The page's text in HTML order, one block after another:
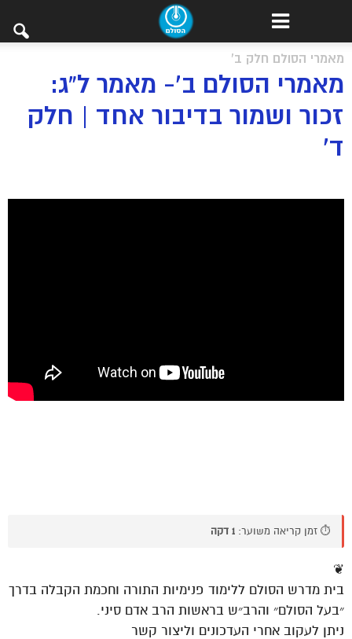
מאמרי הסולם חלק ב'
מאמרי הסולם ב’- מאמר ל”ג:
זכור ושמור בדיבור אחד | חלק
ד’
⏱️ זמן קריאה משוער: 1 דקה
❦
בית מדרש הסולם ללימוד פנימיות התורה וחכמת הקבלה בדרך
״בעל הסולם״ והרב״ש בראשות הרב אדם סיני.
ניתן לעקוב אחרי העדכונים וליצור קשר